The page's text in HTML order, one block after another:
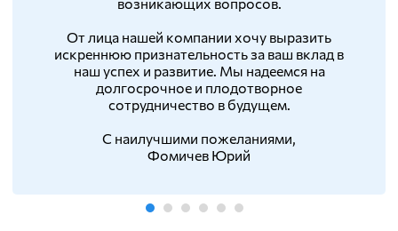
От лица нашей компании хочу выразить
искреннюю признательность за ваш вклад в
наш успех и развитие. Мы надеемся на
долгосрочное и плодотворное
сотрудничество в будущем.
С наилучшими пожеланиями,
Фомичев Юрий